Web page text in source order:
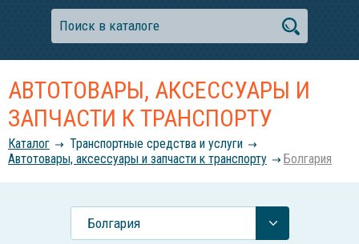
АВТОТОВАРЫ, АКСЕССУАРЫ И
ЗАПЧАСТИ К ТРАНСПОРТУ
Каталог
Транспортные средства и услуги
Автотовары, аксессуары и запчасти к транспорту
Болгария
Болгария